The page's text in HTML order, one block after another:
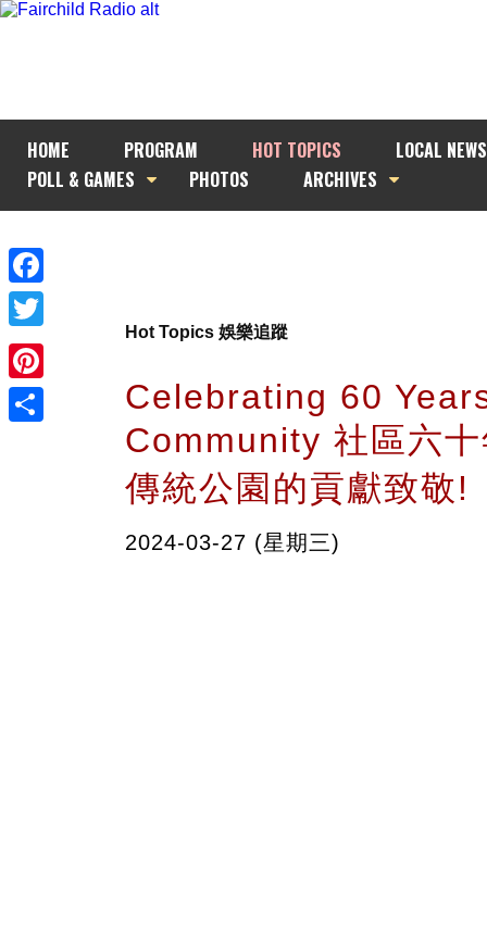
HOME PROGRAM HOT TOPICS
LOCAL NEWS
POLL & GAMES
PHOTOS ARCHIVES
Facebook
Twitter
Pinterest
Hot Topics 娛樂追蹤
Celebrating 60
Community 社區六
傳統公園的貢獻致敬!
2024-03-27 (星期三)